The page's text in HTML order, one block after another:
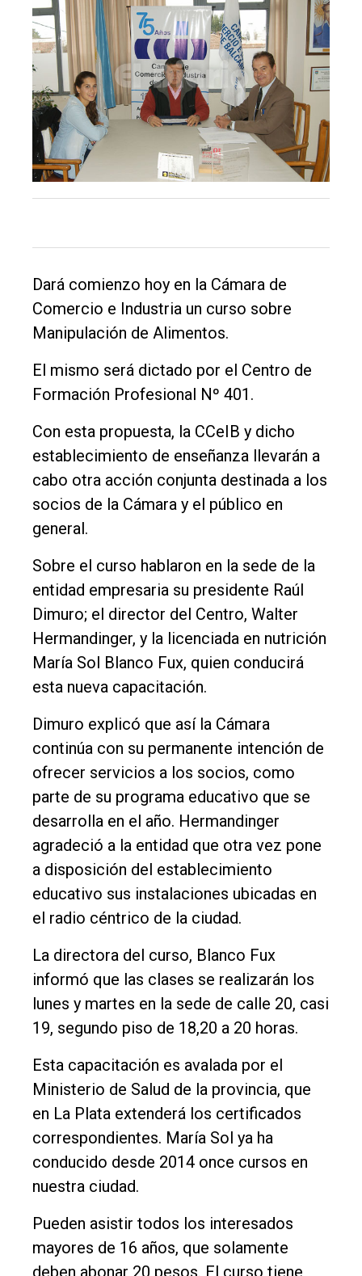
El
único
DIARIO
Tendencia
Int.
Política
Entrevistas
Rural
Deportes
Fúnebres
Edición
Empresa
Nosotros
Contacto
Dará comienzo hoy en la Cámara de
Comercio e Industria un curso sobre
Manipulación de Alimentos.
El mismo será dictado por el Centro de
Formación Profesional Nº 401.
Con esta propuesta, la CCeIB y dicho
establecimiento de enseñanza llevarán a
cabo otra acción conjunta destinada a los
socios de la Cámara y el público en
general.
Sobre el curso hablaron en la sede de la
entidad empresaria su presidente Raúl
Dimuro; el director del Centro, Walter
Hermandinger, y la licenciada en nutrición
María Sol Blanco Fux, quien conducirá
esta nueva capacitación.
Dimuro explicó que así la Cámara
continúa con su permanente intención de
ofrecer servicios a los socios, como
parte de su programa educativo que se
desarrolla en el año. Hermandinger
agradeció a la entidad que otra vez pone
a disposición del establecimiento
educativo sus instalaciones ubicadas en
el radio céntrico de la ciudad.
La directora del curso, Blanco Fux
informó que las clases se realizarán los
lunes y martes en la sede de calle 20, casi
19, segundo piso de 18,20 a 20 horas.
Esta capacitación es avalada por el
Ministerio de Salud de la provincia, que
en La Plata extenderá los certificados
correspondientes. María Sol ya ha
conducido desde 2014 once cursos en
nuestra ciudad.
Pueden asistir todos los interesados
mayores de 16 años, que solamente
deben abonar 20 pesos. El curso tiene